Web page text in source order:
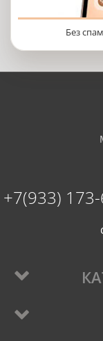
Без
+7(933)